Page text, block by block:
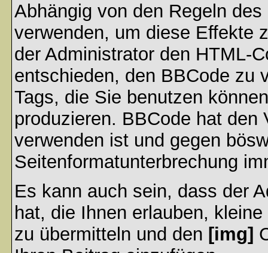
Abhängig von den Regeln
verwenden, um diese Effekte
der Administrator den HTML-
entschieden, den BBCode zu
Tags, die Sie benutzen
produzieren. BBCode hat
verwenden ist und gegen
Seitenformatunterbrechung
Es kann auch sein, dass der
hat, die Ihnen erlauben,
zu übermitteln und den [img]